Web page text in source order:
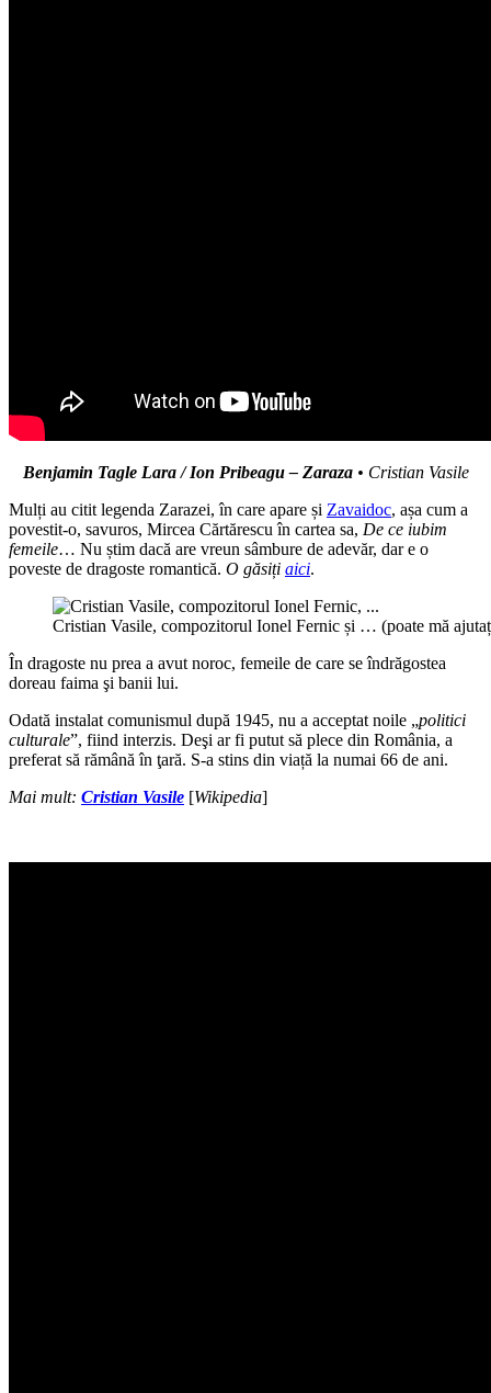
Benjamin Tagle Lara / Ion Pribeagu – Zaraza• Cristian Vasile
Mulți au citit legenda Zarazei, în care apare și Zavaidoc, așa cum a
povestit-o, savuros, Mircea Cărtărescu în cartea sa, De ce iubim
femeile… Nu știm dacă are vreun sâmbure de adevăr, dar e o
poveste de dragoste romantică. O găsiți aici.
Cristian Vasile, compozitorul Ionel Fernic și … (poate mă
În dragoste nu prea a avut noroc, femeile de care se îndrăgostea
doreau faima şi banii lui.
Odată instalat comunismul după 1945, nu a acceptat noile „politici
culturale”, fiind interzis. Deşi ar fi putut să plece din România, a
preferat să rămână în ţară. S-a stins din viață la numai 66 de ani.
Mai mult: Cristian Vasile [Wikipedia]